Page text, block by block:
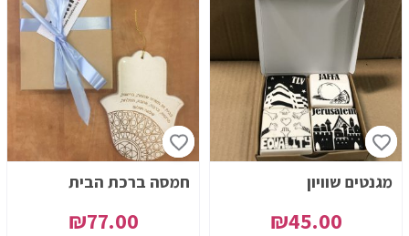
מגנטים שוויון
₪45.00
חמסה ברכת הבית
₪77.00